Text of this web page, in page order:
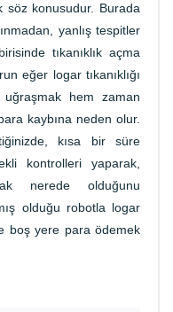
söz konusudur. Burada
yanlış tespitler
tıkanıklık açma
eğer logar tıkanıklığı
hem zaman
kaybına neden olur.
kısa bir süre
kontrolleri yaparak,
nerede olduğunu
olduğu robotla logar
boş yere para ödemek